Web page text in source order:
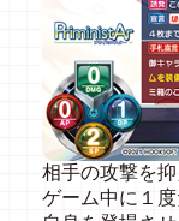
相手の攻撃を
ゲーム中に１